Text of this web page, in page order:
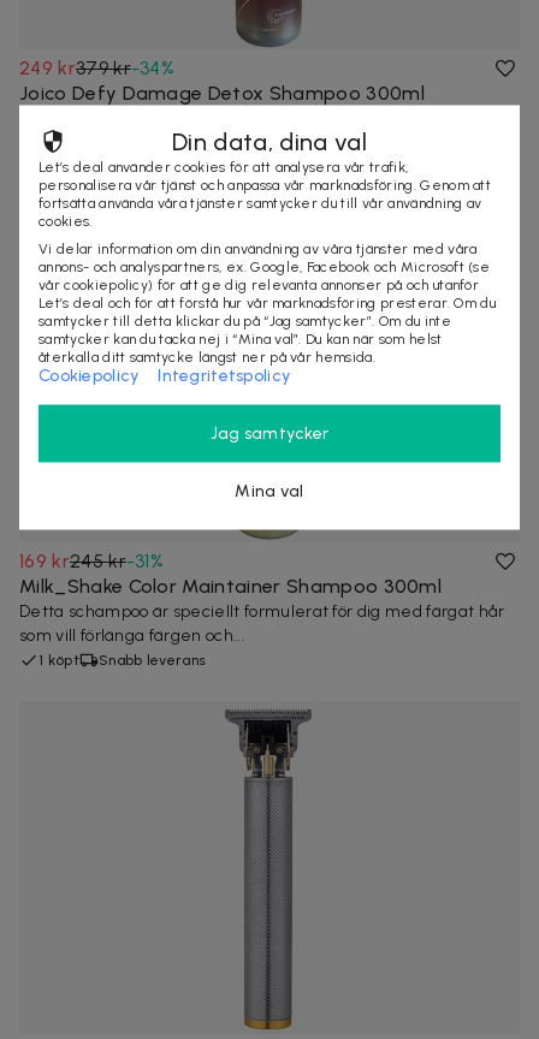
249 kr379 kr-34%
Joico Defy Damage Detox Shampoo 300ml
biobaserad kelator och aktivt kol som ef...
2 köpta Snabb leverans
169 kr245 kr-31%
Milk_Shake Color Maintainer Shampoo 300ml
Detta schampoo är speciellt formulerat för dig med färgat hår
som vill förlänga färgen och...
1 köpt Snabb leverans
Din data, dina val
Let’s deal använder cookies för att analysera vår trafik,
personalisera vår tjänst och anpassa vår marknadsföring. Genom att
fortsätta använda våra tjänster samtycker du till vår användning av
cookies.
Vi delar information om din användning av våra tjänster med våra
annons- och analyspartners, ex. Google, Facebook och Microsoft (se
vår cookiepolicy) för att ge dig relevanta annonser på och utanför
Let’s deal och för att förstå hur vår marknadsföring presterar. Om du
samtycker till detta klickar du på “Jag samtycker”. Om du inte
samtycker kan du tacka nej i “Mina val”. Du kan när som helst
återkalla ditt samtycke längst ner på vår hemsida.
Cookiepolicy Integritetspolicy
Jag samtycker
Mina val